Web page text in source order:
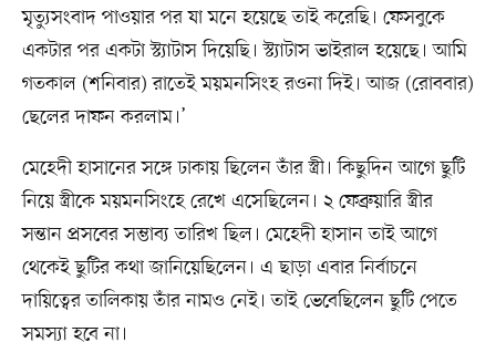
মৃত্যুসংবাদ পাওয়ার পর যা মনে হয়েছে তাই করেছি। ফেসবুকে
একটার পর একটা স্ট্যাটাস দিয়েছি। স্ট্যাটাস ভাইরাল হয়েছে। আমি
গতকাল (শনিবার) রাতেই ময়মনসিংহ রওনা দিই। আজ (রোববার)
ছেলের দাফন করলাম।’
মেহেদী হাসানের সঙ্গে ঢাকায় ছিলেন তাঁর স্ত্রী। কিছুদিন আগে ছুটি
নিয়ে স্ত্রীকে ময়মনসিংহে রেখে এসেছিলেন। ২ ফেব্রুয়ারি স্ত্রীর
সন্তান প্রসবের সম্ভাব্য তারিখ ছিল। মেহেদী হাসান তাই আগে
থেকেই ছুটির কথা জানিয়েছিলেন। এ ছাড়া এবার নির্বাচনে
দায়িত্বের তালিকায় তাঁর নামও নেই। তাই ভেবেছিলেন ছুটি পেতে
সমস্যা হবে না।